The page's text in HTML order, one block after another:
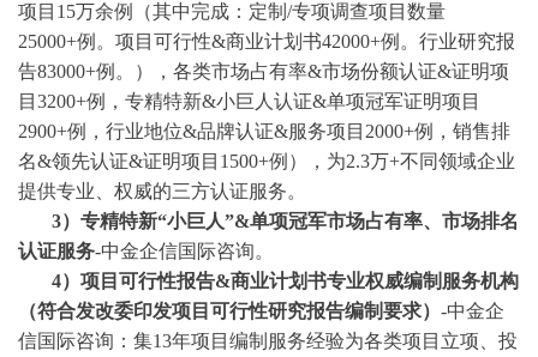
项目15万余例（其中完成： 定制 /专项调查项目数量
25000+例。项目可行性&商业计划书42000+例。行业研究报
告83000+例。），各类市场占有率&市场份额认证&证明项
目3200+例，专精特新&小巨人认证&单项冠军证明项目
2900+例，行业地位&品牌认证&服务项目2000+例，销售排
名&领先认证&证明项目1500+例），为2.3万+不同领域企业
提供专业、权威的三方认证服务。
3）专精特新“小巨人”&单项冠军市场占有率、市场排名
认证服务-中金企信国际咨询。
4）项目可行性报告&商业计划书专业权威编制服务机构
（符合发改委印发项目可行性研究报告编制要求） -中金企
信国际咨询：集13年项目编制服务经验为各类项目立项、投